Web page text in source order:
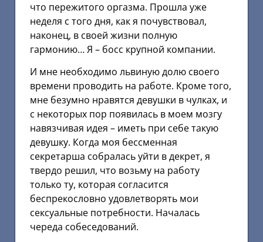
что пережитого оргазма. Прошла уже
неделя с того дня, как я почувствовал,
наконец, в своей жизни полную
гармонию… Я – босс крупной компании.
И мне необходимо львиную долю своего
времени проводить на работе. Кроме того,
мне безумно нравятся девушки в чулках, и
с некоторых пор появилась в моем мозгу
навязчивая идея – иметь при себе такую
девушку. Когда моя бессменная
секретарша собралась уйти в декрет, я
твердо решил, что возьму на работу
только ту, которая согласится
беспрекословно удовлетворять мои
сексуальные потребности. Началась
череда собеседований.